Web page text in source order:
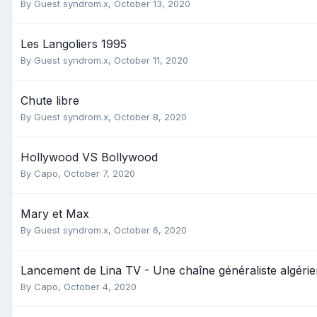
By Guest syndrom.x, October 13, 2020
Les Langoliers 1995
By Guest syndrom.x, October 11, 2020
Chute libre
By Guest syndrom.x, October 8, 2020
Hollywood VS Bollywood
By Capo, October 7, 2020
Mary et Max
By Guest syndrom.x, October 6, 2020
Lancement de Lina TV - Une chaîne généraliste
By Capo, October 4, 2020